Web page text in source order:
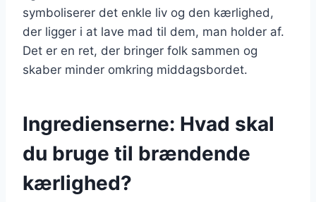
symboliserer det enkle liv og den kærlighed,
der ligger i at lave mad til dem, man holder af.
Det er en ret, der bringer folk sammen og
skaber minder omkring middagsbordet.
Ingredienserne: Hvad skal
du bruge til brændende
kærlighed?